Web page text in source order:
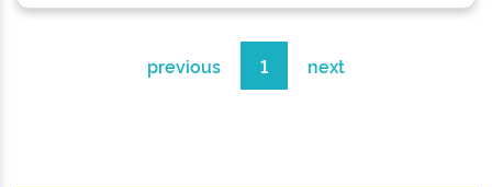
previous 1 next